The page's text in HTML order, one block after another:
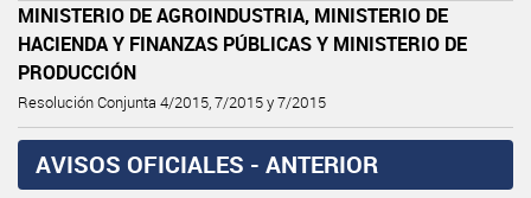
MINISTERIO DE AGROINDUSTRIA, MINISTERIO DE
HACIENDA Y FINANZAS PÚBLICAS Y MINISTERIO DE
PRODUCCIÓN
Resolución Conjunta 4/2015, 7/2015 y 7/2015
AVISOS OFICIALES - ANTERIOR